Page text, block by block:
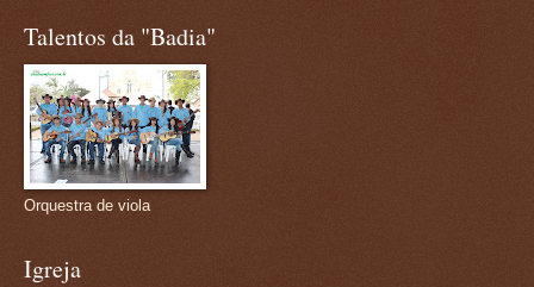
Talentos da "Badia"
Orquestra de viola
Igreja